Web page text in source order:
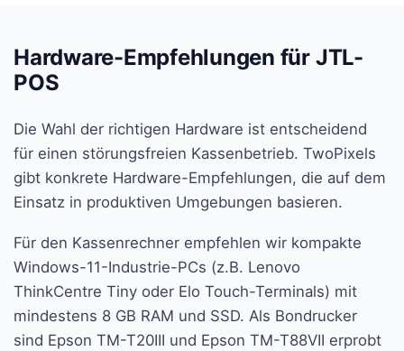
Hardware-Empfehlungen für JTL-
POS
Die Wahl der richtigen Hardware ist entscheidend
für einen störungsfreien Kassenbetrieb. TwoPixels
gibt konkrete Hardware-Empfehlungen, die auf dem
Einsatz in produktiven Umgebungen basieren.
Für den Kassenrechner empfehlen wir kompakte
Windows-11-Industrie-PCs (z.B. Lenovo
ThinkCentre Tiny oder Elo Touch-Terminals) mit
mindestens 8 GB RAM und SSD. Als Bondrucker
sind Epson TM-T20III und Epson TM-T88VII erprobt